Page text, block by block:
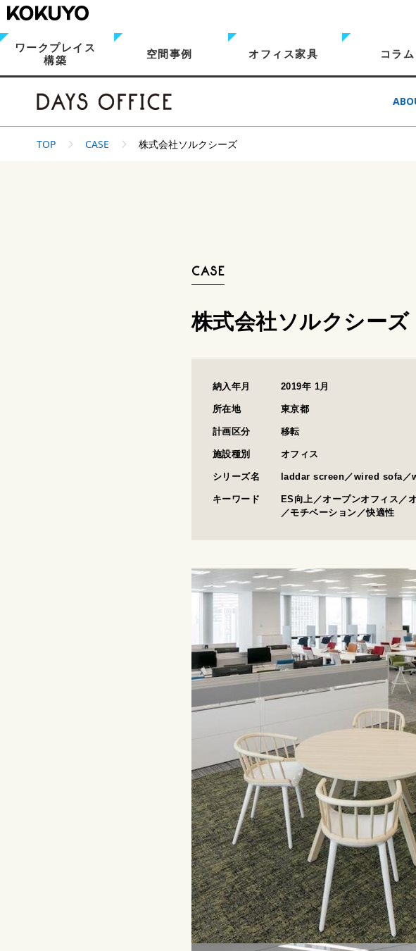
ワークプレイス
構築
空間事例 オフィス家具 コラム
DOWNLOAD
TOP CASE 株式会社ソルクシーズ
CASE
株式会社ソルクシーズ
納入年月 2019年 1月
所在地 東京都
計画区分 移転
施設種別 オフィス
シリーズ名 laddar screen／wired sofa
キーワード
ES向上／オープンオフィス／
／モチベーション／快適性